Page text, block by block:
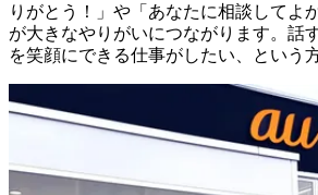
りがとう！」や「あなたに相談してよ
が大きなやりがいにつながります。話
を笑顔にできる仕事がしたい、という